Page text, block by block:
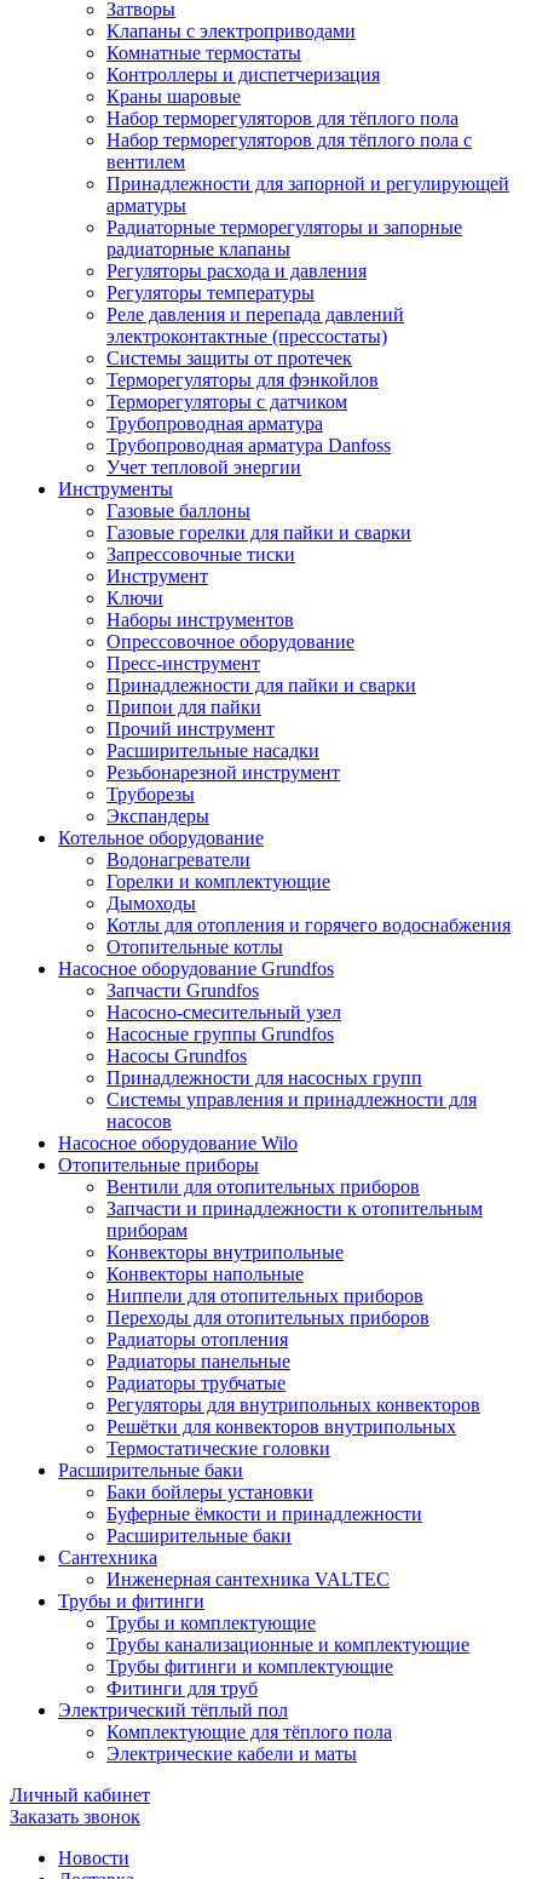
Затворы
Клапаны с электроприводами
Комнатные термостаты
Контроллеры и диспетчеризация
Краны шаровые
Набор терморегуляторов для тёплого пола
Набор терморегуляторов для тёплого пола с
вентилем
Принадлежности для запорной и регулирующей
арматуры
Радиаторные терморегуляторы и запорные
радиаторные клапаны
Регуляторы расхода и давления
Регуляторы температуры
Реле давления и перепада давлений
электроконтактные (прессостаты)
Системы защиты от протечек
Терморегуляторы для фэнкойлов
Терморегуляторы с датчиком
Трубопроводная арматура
Трубопроводная арматура Danfoss
Учет тепловой энергии
Инструменты
Газовые баллоны
Газовые горелки для пайки и сварки
Запрессовочные тиски
Инструмент
Ключи
Наборы инструментов
Опрессовочное оборудование
Пресс-инструмент
Принадлежности для пайки и сварки
Припои для пайки
Прочий инструмент
Расширительные насадки
Резьбонарезной инструмент
Труборезы
Экспандеры
Котельное оборудование
Водонагреватели
Горелки и комплектующие
Дымоходы
Котлы для отопления и горячего водоснабжения
Отопительные котлы
Насосное оборудование Grundfos
Запчасти Grundfos
Насосно-смесительный узел
Насосные группы Grundfos
Насосы Grundfos
Принадлежности для насосных групп
Системы управления и принадлежности для
насосов
Насосное оборудование Wilo
Отопительные приборы
Вентили для отопительных приборов
Запчасти и принадлежности к отопительным
приборам
Конвекторы внутрипольные
Конвекторы напольные
Ниппели для отопительных приборов
Переходы для отопительных приборов
Радиаторы отопления
Радиаторы панельные
Радиаторы трубчатые
Регуляторы для внутрипольных конвекторов
Решётки для конвекторов внутрипольных
Термостатические головки
Расширительные баки
Баки бойлеры установки
Буферные ёмкости и принадлежности
Расширительные баки
Сантехника
Инженерная сантехника VALTEC
Трубы и фитинги
Трубы и комплектующие
Трубы канализационные и комплектующие
Трубы фитинги и комплектующие
Фитинги для труб
Электрический тёплый пол
Комплектующие для тёплого пола
Электрические кабели и маты
Личный кабинет
Заказать звонок
Новости